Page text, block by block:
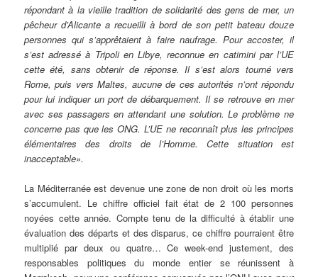
répondant à la vieille tradition de solidarité des gens de mer, un
pêcheur d’Alicante a recueilli à bord de son petit bateau douze
personnes qui s’apprêtaient à faire naufrage. Pour accoster, il
s’est adressé à Tripoli en Libye, reconnue en catimini par l’UE
cette été, sans obtenir de réponse. Il s’est alors tourné vers
Rome, puis vers Maltes, aucune de ces autorités n’ont répondu
pour lui indiquer un port de débarquement. Il se retrouve en mer
avec ses passagers en attendant une solution. Le problème ne
concerne pas que les ONG. L’UE ne reconnaît plus les principes
élémentaires des droits de l’Homme. Cette situation est
inacceptable».
La Méditerranée est devenue une zone de non droit où les morts
s’accumulent. Le chiffre officiel fait état de 2 100 personnes
noyées cette année. Compte tenu de la difficulté à établir une
évaluation des départs et des disparus, ce chiffre pourraient être
multiplié par deux ou quatre… Ce week-end justement, des
responsables politiques du monde entier se réunissent à